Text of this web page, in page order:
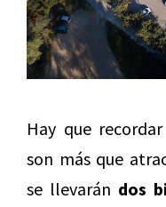
Hay que
son más que
se llevarán dos